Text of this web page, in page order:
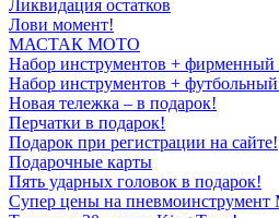
Ликвидация остатков
Лови момент!
МАСТАК МОТО
Набор инструментов + фирменный
Набор инструментов +
Новая тележка – в подарок!
Перчатки в подарок!
Подарок при регистрации на сайте!
Подарочные карты
Пять ударных головок в подарок!
Супер цены на